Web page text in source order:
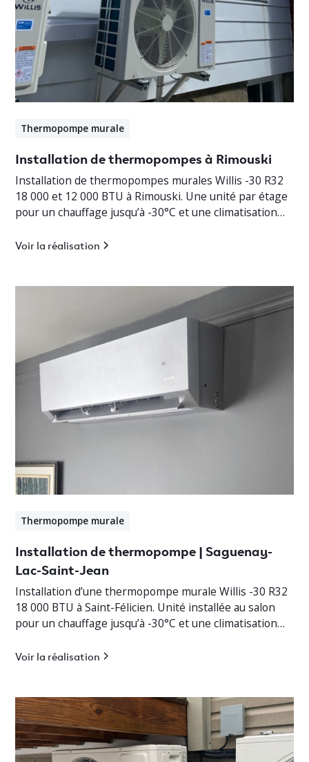
Thermopompe murale
Installation de thermopompes à Rimouski
Installation de thermopompes murales Willis -30 R32
18 000 et 12 000 BTU à Rimouski. Une unité par étage
pour un chauffage jusqu’à -30°C et une climatisation
Voir la réalisation
Thermopompe murale
Installation de thermopompe | Saguenay-
Lac-Saint-Jean
Installation d’une thermopompe murale Willis -30 R32
18 000 BTU à Saint-Félicien. Unité installée au salon
pour un chauffage jusqu’à -30°C et une climatisation
Voir la réalisation